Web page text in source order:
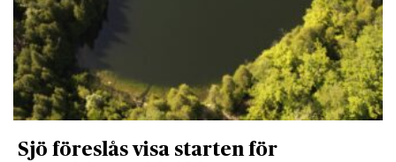
Sjö föreslås visa starten för